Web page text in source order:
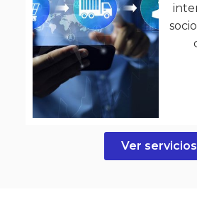
Ver servicios